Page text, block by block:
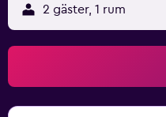
2 gäster, 1 rum